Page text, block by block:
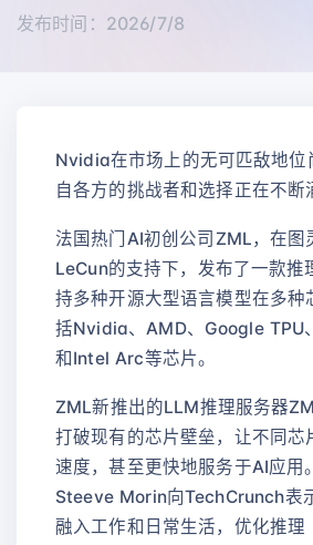
发布时间：2026/7/8
Nvidia在市场上的无可匹敌地位
自各方的挑战者和选择正在不断
法国热门AI初创公司ZML，在图
LeCun的支持下，发布了一款推
持多种开源大型语言模型在多种
括Nvidia、AMD、Google
和Intel Arc等芯片。
ZML新推出的LLM推理服务器
打破现有的芯片壁垒，让不同芯
速度，甚至更快地服务于AI应用
Steeve Morin向TechCrunch表
融入工作和日常生活，优化推理